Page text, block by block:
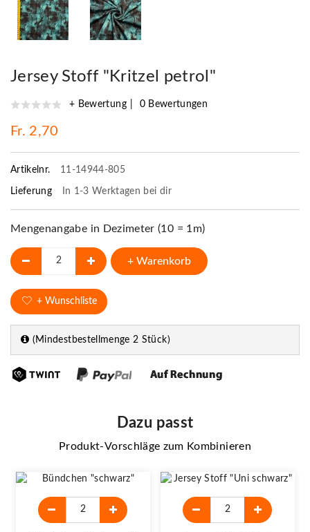
Jersey Stoff "Kritzel petrol"
+ Bewertung 0 Bewertungen
Fr. 2,70
Artikelnr. 11-14944-805
Lieferung In 1-3 Werktagen bei dir
Mengenangabe in Dezimeter (10 = 1m)
+ Warenkorb
+ Wunschliste
(Mindestbestellmenge 2 Stück)
Dazu passt
Produkt-Vorschläge zum Kombinieren